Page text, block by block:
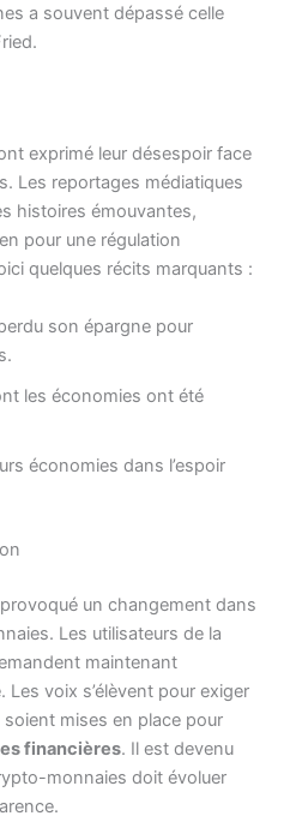
a souvent dépassé celle
exprimé leur désespoir face
Les reportages médiatiques
histoires émouvantes,
pour une régulation
quelques récits marquants :
son épargne pour
les économies ont été
économies dans l’espoir
un changement dans
Les utilisateurs de la
maintenant
voix s’élèvent pour exiger
mises en place pour
financières. Il est devenu
monnaies doit évoluer